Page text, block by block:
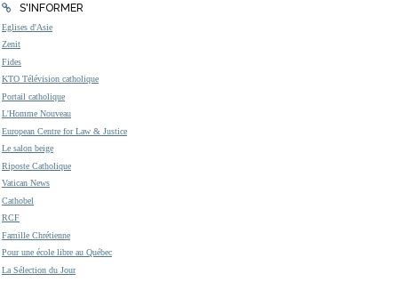
S'INFORMER
Eglises d'Asie
Zenit
Fides
KTO Télévision catholique
Portail catholique
L'Homme Nouveau
European Centre for Law & Justice
Le salon beige
Riposte Catholique
Vatican News
Cathobel
RCF
Famille Chrétienne
Pour une école libre au Québec
La Sélection du Jour